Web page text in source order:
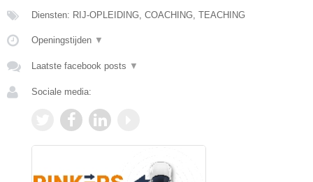
Diensten: RIJ-OPLEIDING, COACHING, TEACHING
Openingstijden ▼
Laatste facebook posts ▼
Sociale media: